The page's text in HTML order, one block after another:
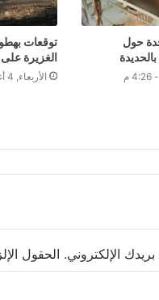
حول
توقعات
الغزيرة
الأربعاء, 4 أغسطس 2021 - 4:25 م
الإلكتروني. الحقول